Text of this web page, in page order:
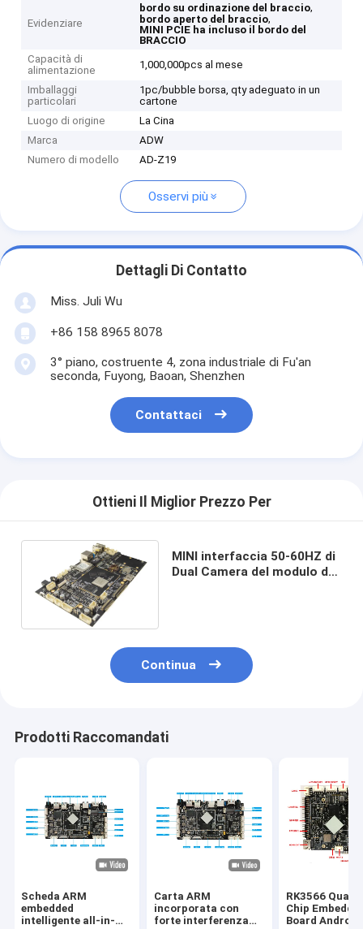
Evidenziare
bordo su ordinazione del braccio,
bordo aperto del braccio,
MINI PCIE ha incluso il bordo del
BRACCIO
Capacità di
alimentazione
1,000,000pcs al mese
Imballaggi
particolari
1pc/bubble borsa, qty adeguato in un
cartone
Luogo di origine
La Cina
Marca
ADW
Numero di modello
AD-Z19
Osservi più
Dettagli Di Contatto
Miss. Juli Wu
+86 158 8965 8078
3° piano, costruente 4, zona industriale di Fu'an
seconda, Fuyong, Baoan, Shenzhen
Contattaci
Ottieni Il Miglior Prezzo Per
MINI interfaccia 50-60HZ di
Dual Camera del modulo del
Continua
Prodotti Raccomandati
Scheda ARM
embedded
intelligente all-in-
Carta ARM
incorporata con
forte interferenza
RK3566
Chip
Board Android